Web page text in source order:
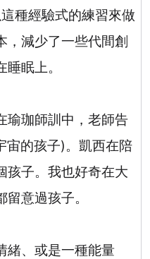
種經驗式的練習來做
，減少了一些代間創
眠上。
瑜珈師訓中，老師告
宙的孩子)。凱西在陪
孩子。我也好奇在大
意過孩子。
緒、或是一種能量